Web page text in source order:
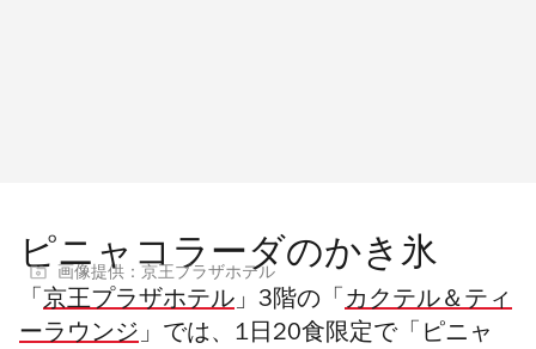
ピニャコラーダのかき氷
画像提供：京王プラザホテル
「 京王プラザホテル」3階の「 カクテル＆ティ
ーラウンジ」では、1日20食限定で「ピニャ